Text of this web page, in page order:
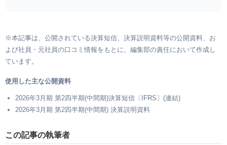
※本記事は、公開されている決算短信、決算説明資料等の公開資料、お
よび社員・元社員の口コミ情報をもとに、編集部の責任において作成し
ています。
使用した主な公開資料
2026年3月期 第2四半期(中間期)決算短信〔IFRS〕(連結)
2026年3月期 第2四半期(中間期) 決算説明資料
この記事の執筆者